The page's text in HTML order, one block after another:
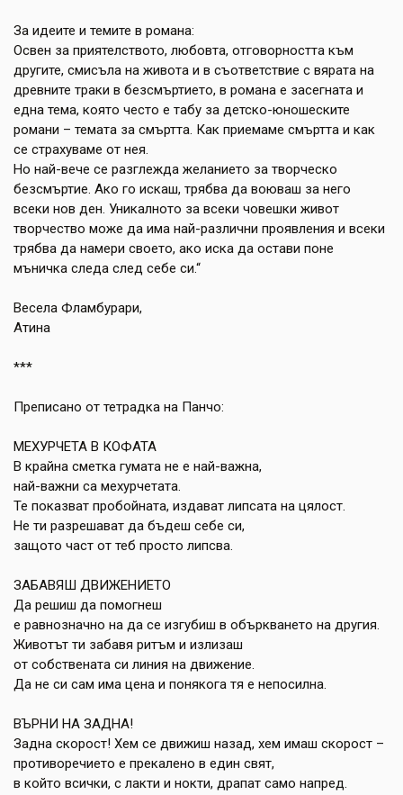
За идеите и темите в романа:
Освен за приятелството, любовта, отговорността към
другите, смисъла на живота и в съответствие с вярата на
древните траки в безсмъртието, в романа е засегната и
една тема, която често е табу за детско-юношеските
романи – темата за смъртта. Как приемаме смъртта и как
се страхуваме от нея.
Но най-вече се разглежда желанието за творческо
безсмъртие. Ако го искаш, трябва да воюваш за него
всеки нов ден. Уникалното за всеки човешки живот
творчество може да има най-различни проявления и всеки
трябва да намери своето, ако иска да остави поне
мъничка следа след себе си.“
Весела Фламбурари,
Атина
***
Преписано от тетрадка на Панчо:
МЕХУРЧЕТА В КОФАТА
В крайна сметка гумата не е най-важна,
най-важни са мехурчетата.
Те показват пробойната, издават липсата на цялост.
Не ти разрешават да бъдеш себе си,
защото част от теб просто липсва.
ЗАБАВЯШ ДВИЖЕНИЕТО
Да решиш да помогнеш
е равнозначно на да се изгубиш в объркването на другия.
Животът ти забавя ритъм и излизаш
от собствената си линия на движение.
Да не си сам има цена и понякога тя е непосилна.
ВЪРНИ НА ЗАДНА!
Задна скорост! Хем се движиш назад, хем имаш скорост –
противоречието е прекалено в един свят,
в който всички, с лакти и нокти, драпат само напред.